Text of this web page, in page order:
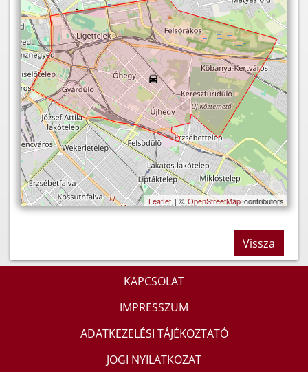
Leaflet | © OpenStreetMapcontributors
Vissza
KAPCSOLAT
IMPRESSZUM
ADATKEZELÉSI TÁJÉKOZTATÓ
JOGI NYILATKOZAT